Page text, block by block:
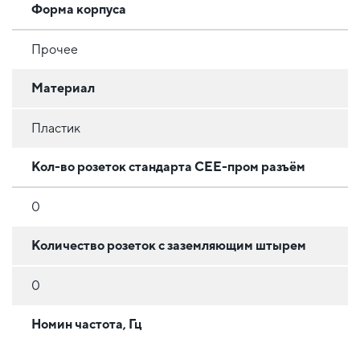
Форма корпуса
Прочее
Материал
Пластик
Кол-во розеток стандарта CEE-пром разъём
0
Количество розеток с заземляющим штырем
0
Номин частота, Гц